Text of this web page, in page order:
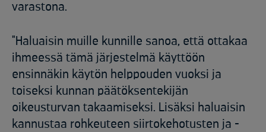
varastona.
"Haluaisin muille kunnille sanoa, että ottakaa
ihmeessä tämä järjestelmä käyttöön
ensinnäkin käytön helppouden vuoksi ja
toiseksi kunnan päätöksentekijän
oikeusturvan takaamiseksi. Lisäksi haluaisin
kannustaa rohkeuteen siirtokehotusten ja -